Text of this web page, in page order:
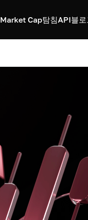
Market Cap탐침API블